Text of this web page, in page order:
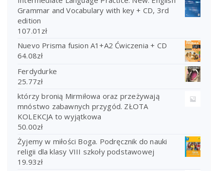
Grammar and Vocabulary with key + CD, 3rd
edition
107.01 zł
Nuevo Prisma fusion A1+A2 Ćwiczenia + CD
64.08zł
Ferdydurke
25.77zł
którzy bronią Mirmiłowa oraz przeżywają
mnóstwo zabawnych przygód. ZŁOTA
KOLEKCJA to wyjątkowa
50.00zł
Żyjemy w miłości Boga. Podręcznik do nauki
religii dla klasy VIII szkoły podstawowej
19.93zł